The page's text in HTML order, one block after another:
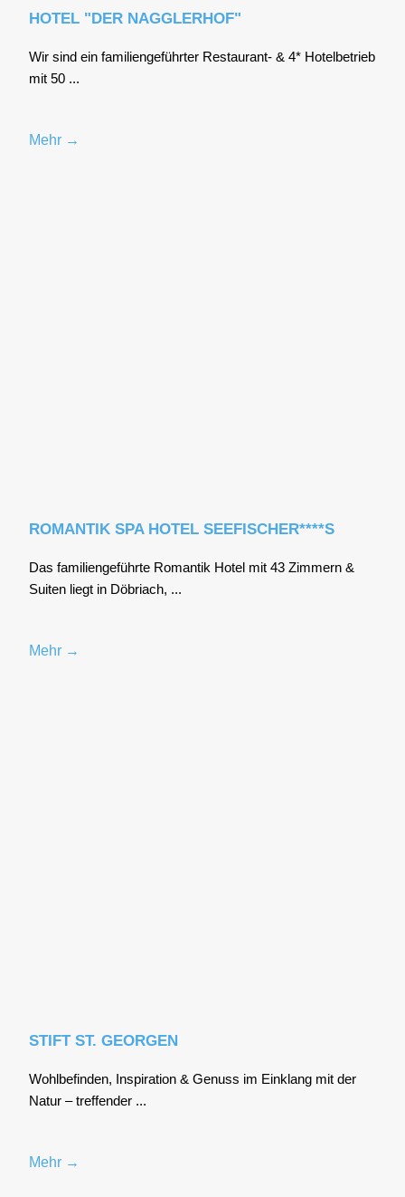
HOTEL "DER NAGGLERHOF"
Wir sind ein fami­li­en­ge­führ­ter Restau­rant- & 4* Hotel­be­trieb
mit 50 ...
Mehr →
ROMANTIK SPA HOTEL SEEFISCHER****S
Das fami­li­en­ge­führ­te Roman­tik Hotel mit 43 Zim­mern &
Sui­ten liegt in Döbriach, ...
Mehr →
STIFT ST. GEORGEN
Wohl­be­fin­den, Inspi­ra­ti­on & Genuss im Ein­klang mit der
Natur – tref­fen­der ...
Mehr →